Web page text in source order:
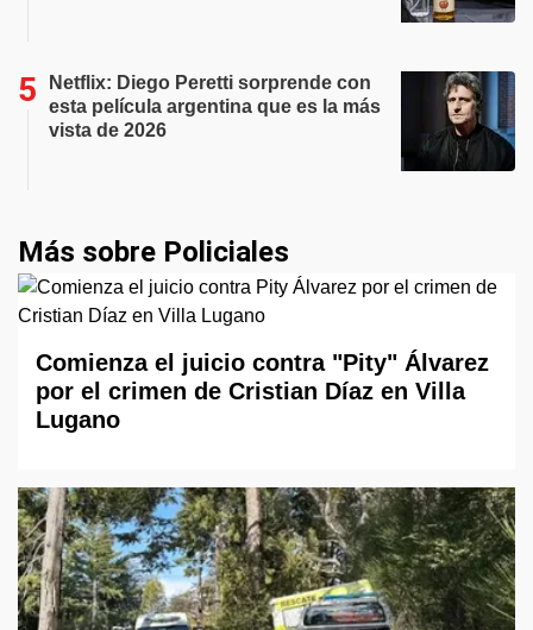
Netflix: Diego Peretti sorprende con
esta película argentina que es la más
vista de 2026
Más sobre Policiales
Comienza el juicio contra "Pity" Álvarez
por el crimen de Cristian Díaz en Villa
Lugano